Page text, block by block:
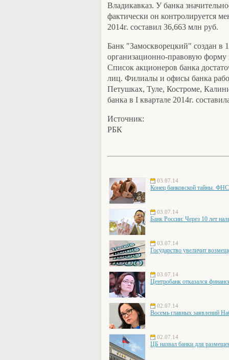
Владикавказ. У банка
фактически он контролируется
2014г. составил 36,663 млн руб.
Банк "Замоскворецкий" создан в
организационно-правовую форму
Список акционеров банка
лиц. Филиалы и офисы банка
Петушках, Туле, Костроме,
банка в I квартале 2014г.
Источник:
РБК
03.07.14
Конец банковской тайны.
03.07.14
Банк России: Через 10 лет
03.07.14
Государство увеличит
03.07.14
Центробанк отказался
02.07.14
Восемь главных заявлений
02.07.14
ЦБ назвал банки для